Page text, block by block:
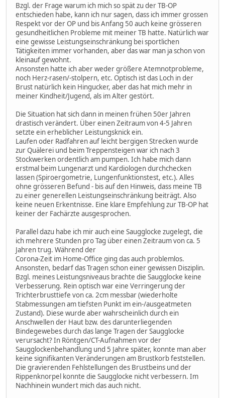
Bzgl. der Frage warum ich mich so spät zu der TB-OP
entschieden habe, kann ich nur sagen, dass ich immer grossen
Respekt vor der OP und bis Anfang 50 auch keine grösseren
gesundheitlichen Probleme mit meiner TB hatte. Natürlich war
eine gewisse Leistungseinschränkung bei sportlichen
Tätigkeiten immer vorhanden, aber das war man ja schon von
kleinauf gewohnt.
Ansonsten hatte ich aber weder größere Atemnotprobleme,
noch Herz-rasen/-stolpern, etc. Optisch ist das Loch in der
Brust natürlich kein Hingucker, aber das hat mich mehr in
meiner Kindheit/Jugend, als im Alter gestört.
Die Situation hat sich dann in meinen frühen 50er Jahren
drastisch verändert. Über einen Zeitraum von 4-5 Jahren
setzte ein erheblicher Leistungsknick ein.
Laufen oder Radfahren auf leicht bergigen Strecken wurde
zur Quälerei und beim Treppensteigen war ich nach 3
Stockwerken ordentlich am pumpen. Ich habe mich dann
erstmal beim Lungenarzt und Kardiologen durchchecken
lassen (Spiroergometrie, Lungenfunktionstest, etc.). Alles
ohne grösseren Befund - bis auf den Hinweis, dass meine TB
zu einer generellen Leistungseinschränkung beiträgt. Also
keine neuen Erkentnisse. Eine klare Empfehlung zur TB-OP hat
keiner der Fachärzte ausgesprochen.
Parallel dazu habe ich mir auch eine Saugglocke zugelegt, die
ich mehrere Stunden pro Tag über einen Zeitraum von ca. 5
Jahren trug. Während der
Corona-Zeit im Home-Office ging das auch problemlos.
Ansonsten, bedarf das Tragen schon einer gewissen Disziplin.
Bzgl. meines Leistungsniveaus brachte die Saugglocke keine
Verbesserung. Rein optisch war eine Verringerung der
Trichterbrusttiefe von ca. 2cm messbar (wiederholte
Stabmessungen am tiefsten Punkt im ein-/ausgeatmeten
Zustand). Diese wurde aber wahrscheinlich durch ein
Anschwellen der Haut bzw. des darunterliegenden
Bindegewebes durch das lange Tragen der Saugglocke
verursacht? In Röntgen/CT-Aufnahmen vor der
Saugglockenbehandlung und 5 Jahre später, konnte man aber
keine signifikanten Veränderungen am Brustkorb feststellen.
Die gravierenden Fehlstellungen des Brustbeins und der
Rippenknorpel konnte die Saugglocke nicht verbessern. Im
Nachhinein wundert mich das auch nicht.